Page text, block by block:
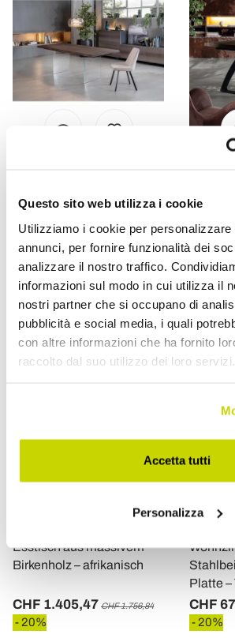
Questo sito web utilizza i cookie
Utilizziamo i cookie per personalizzare
annunci, per fornire funzionalità dei
analizzare il nostro traffico.
informazioni sul modo in cui utilizza il
nostri partner che si occupano di
pubblicità e social media, i quali
con altre informazioni che ha fornito
raccolto dal suo utilizzo dei loro servizi.
Accetta tutti
Personalizza
Wohnzimmertisch aus
Eichenfurnier und Sockel
aus gehärtetem Glas –
Nicofisso
CHF 1.346,15 CHF 1.682,68
- 20%
CHF
- 20%
Esstisch aus massivem
Birkenholz – afrikanisch
CHF 1.405,47 CHF 1.756,84
- 20%
Platte –
CHF
- 20%